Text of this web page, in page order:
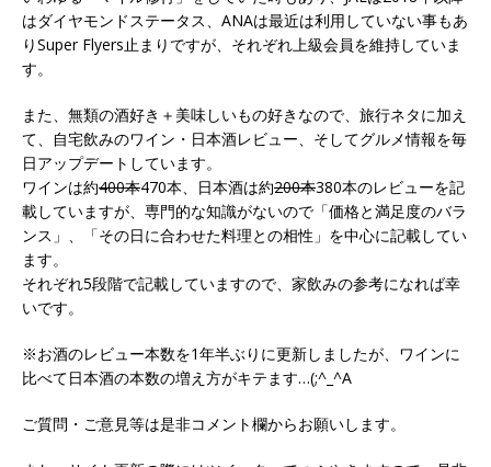
はダイヤモンドステータス、ANAは最近は利用していない事もあ
りSuper Flyers止まりですが、それぞれ上級会員を維持していま
す。
また、無類の酒好き＋美味しいもの好きなので、旅行ネタに加え
て、自宅飲みのワイン・日本酒レビュー、そしてグルメ情報を毎
日アップデートしています。
ワインは約400本470本、日本酒は約200本380本のレビューを記
載していますが、専門的な知識がないので「価格と満足度のバラ
ンス」、「その日に合わせた料理との相性」を中心に記載してい
ます。
それぞれ5段階で記載していますので、家飲みの参考になれば幸
いです。
※お酒のレビュー本数を1年半ぶりに更新しましたが、ワインに
比べて日本酒の本数の増え方がキテます…(;^_^A
ご質問・ご意見等は是非コメント欄からお願いします。